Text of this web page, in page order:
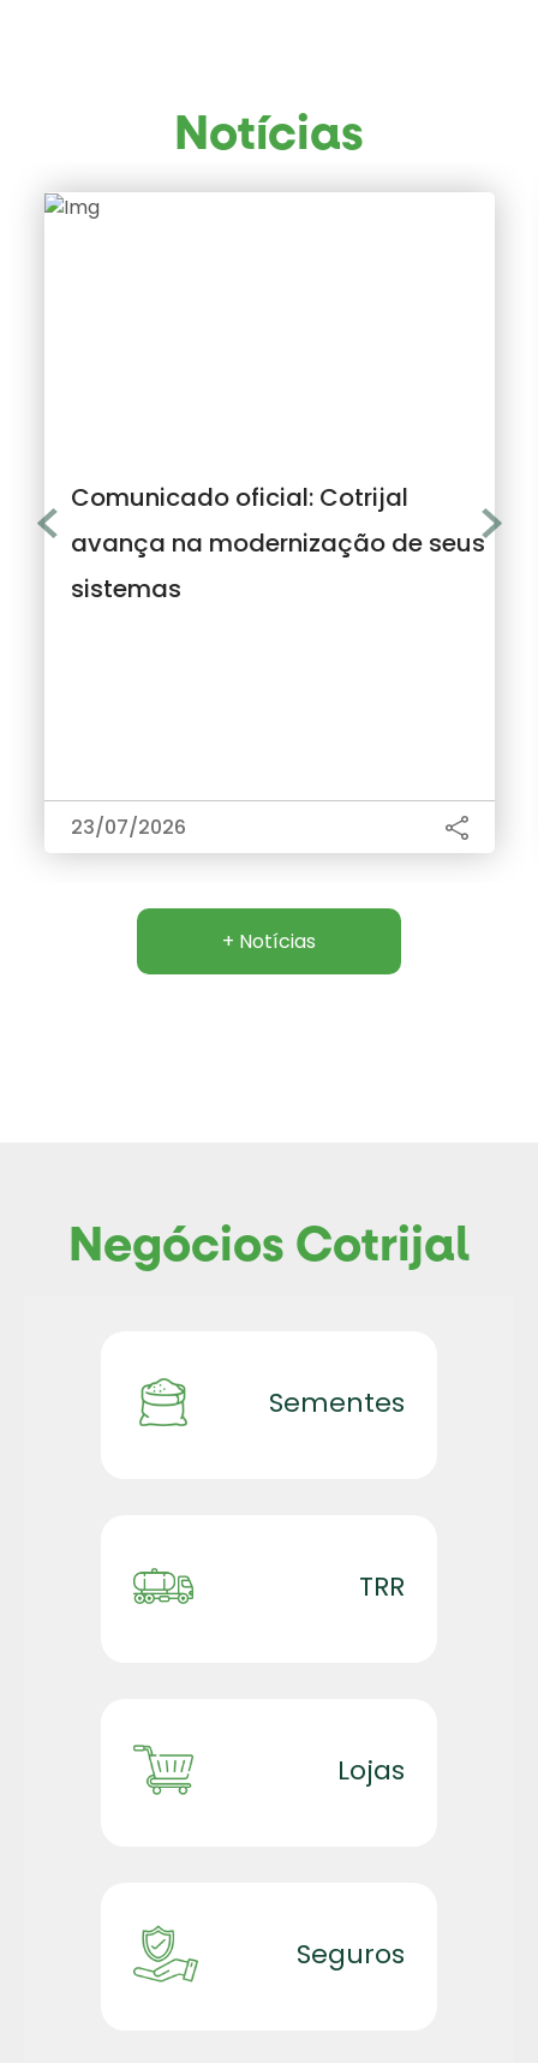
Notícias
Comunicado oficial: Cotrijal
avança na modernização de seus
sistemas
23/07/2026
Previous Next
+ Notícias
Negócios Cotrijal
Sementes
TRR
Lojas
Seguros